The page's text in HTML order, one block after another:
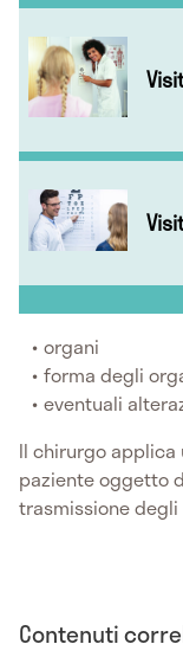
organi
forma degli
eventuali
Il chirurgo applica
paziente oggetto
trasmissione
Contenuti